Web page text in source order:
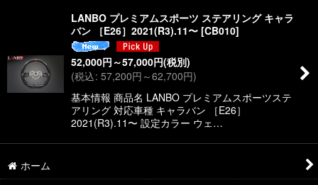
絞り込む
LANBO プレミアムスポーツ ステアリング キャラ
バン ［E26］2021(R3).11〜 [CB010]
52,000円 ～57,000円(税別)
(税込: 57,200円 ～62,700円)
基本情報 商品名 LANBO プレミアムスポーツステ
アリング 対応車種 キャラバン ［E26］
2021(R3).11〜 設定カラー ウェ…
ホーム